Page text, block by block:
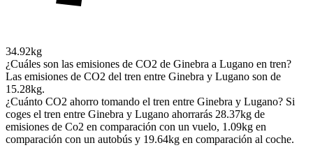
34.92kg
¿Cuáles son las emisiones de CO2 de Ginebra a Lugano en tren?
Las emisiones de CO2 del tren entre Ginebra y Lugano son de
15.28kg.
¿Cuánto CO2 ahorro tomando el tren entre Ginebra y Lugano? Si
coges el tren entre Ginebra y Lugano ahorrarás 28.37kg de
emisiones de Co2 en comparación con un vuelo, 1.09kg en
comparación con un autobús y 19.64kg en comparación al coche.